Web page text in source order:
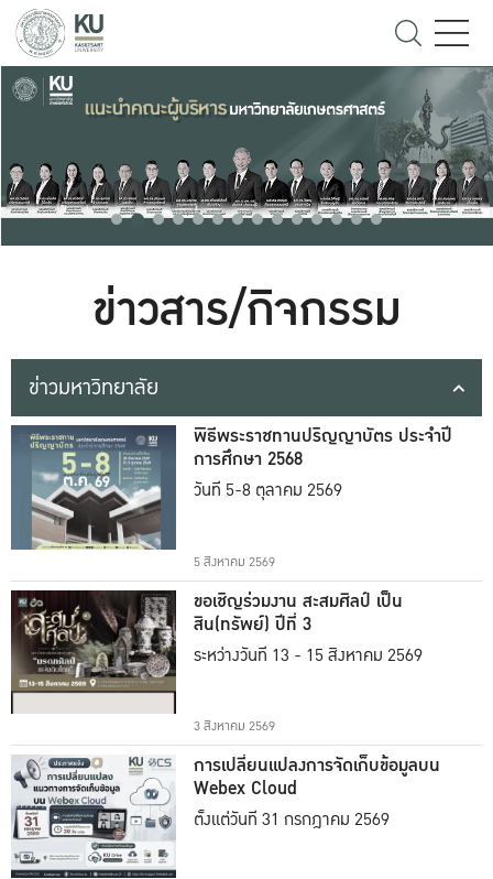
ข่าวสาร/กิจกรรม
ข่าวมหาวิทยาลัย
พิธีพระราชทานปริญญาบัตร ประจำปี
การศึกษา 2568
วันที่ 5-8 ตุลาคม 2569
5 สิงหาคม 2569
ขอเชิญร่วมงาน สะสมศิลป์ เป็น
สิน(ทรัพย์) ปีที่ 3
ระหว่างวันที่ 13 - 15 สิงหาคม 2569
3 สิงหาคม 2569
การเปลี่ยนแปลงการจัดเก็บข้อมูลบน
Webex Cloud
ตั้งแต่วันที่ 31 กรกฎาคม 2569